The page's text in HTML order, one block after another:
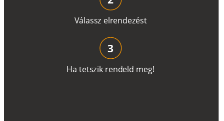
Válassz elrendezést
Ha tetszik rendeld meg!
3